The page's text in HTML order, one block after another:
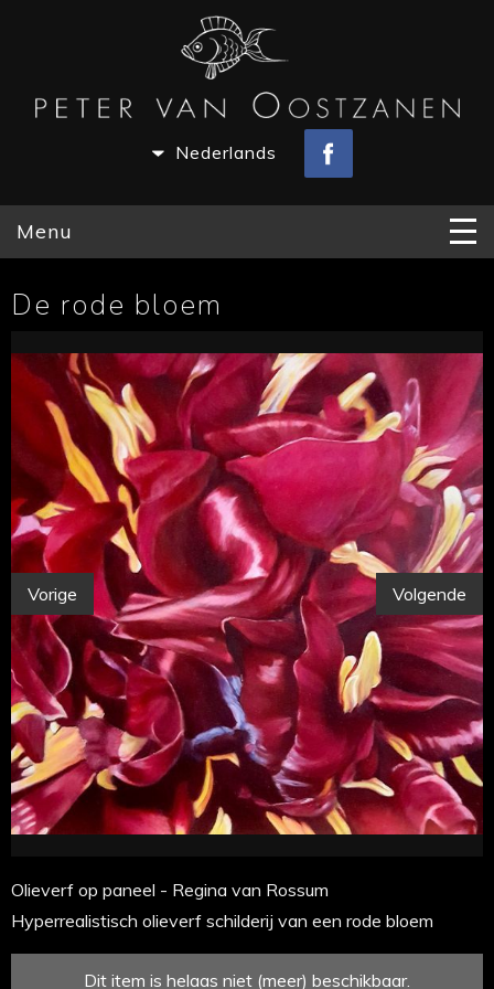
Nederlands
Menu
De rode bloem
Vorige Volgende
Olieverf op paneel - Regina van Rossum
Hyperrealistisch olieverf schilderij van een rode bloem
Dit item is helaas niet (meer) beschikbaar.